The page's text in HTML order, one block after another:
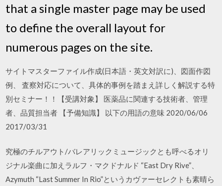
that a single master page may be used
to define the overall layout for
numerous pages on the site.
サイトマスターファイル作成(日本語・英文対訳に)、図面作図
例、 査察対応について、具体的事例を踏まえ詳しく解説する特
別セミナー！！【受講対象】 医薬品に関連する技術者、管理
者、品質担当者 【予備知識】 以下の用語の意味 2020/06/06
2017/03/31
究極のチルアウト/バレアリックミュージックとも呼べるオリ
ジナル楽曲に加えラルフ・マクドナルド “East Dry Rive”、
Azymuth “Last Summer In Rio”というカヴァーセレクトも素晴ら